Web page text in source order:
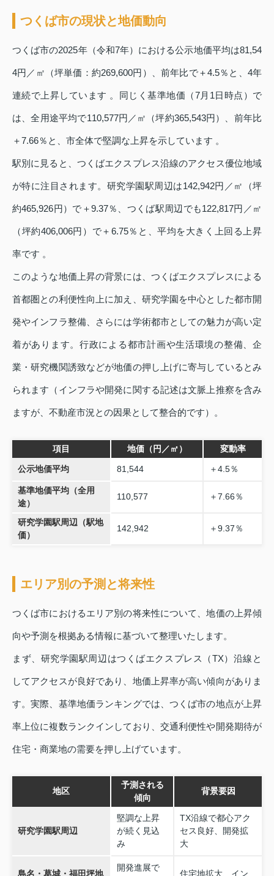
つくば市の現状と地価動向
つくば市の2025年（令和7年）における公示地価平均は81,54
4円／㎡（坪単価：約269,600円）、前年比で＋4.5％と、4年
連続で上昇しています 。同じく基準地価（7月1日時点）で
は、全用途平均で110,577円／㎡（坪約365,543円）、前年比
＋7.66％と、市全体で堅調な上昇を示しています 。
駅別に見ると、つくばエクスプレス沿線のアクセス優位地域
が特に注目されます。研究学園駅周辺は142,942円／㎡（坪
約465,926円）で＋9.37％、つくば駅周辺でも122,817円／㎡
（坪約406,006円）で＋6.75％と、平均を大きく上回る上昇
率です 。
このような地価上昇の背景には、つくばエクスプレスによる
首都圏との利便性向上に加え、研究学園を中心とした都市開
発やインフラ整備、さらには学術都市としての魅力が高い定
着があります。行政による都市計画や生活環境の整備、企
業・研究機関誘致などが地価の押し上げに寄与しているとみ
られます（インフラや開発に関する記述は文脈上推察を含み
ますが、不動産市況との因果として整合的です）。
項目 地価（円／㎡） 変動率
公示地価平均 81,544 ＋4.5％
基準地価平均（全用
途）
110,577 ＋7.66％
研究学園駅周辺（駅地
価）
142,942 ＋9.37％
エリア別の予測と将来性
つくば市におけるエリア別の将来性について、地価の上昇傾
向や予測を根拠ある情報に基づいて整理いたします。
まず、研究学園駅周辺はつくばエクスプレス（TX）沿線と
してアクセスが良好であり、地価上昇率が高い傾向がありま
す。実際、基準地価ランキングでは、つくば市の地点が上昇
率上位に複数ランクインしており、交通利便性や開発期待が
住宅・商業地の需要を押し上げています。
地区
予測される
傾向
背景要因
研究学園駅周辺
堅調な上昇
が続く見込
み
TX沿線で都心アク
セス良好、開発拡
大
島名・葛城・福田坪地
開発進展で
住宅地拡大、イン